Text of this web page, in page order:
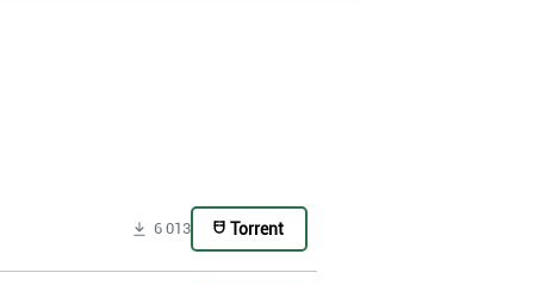
6 013 Torrent